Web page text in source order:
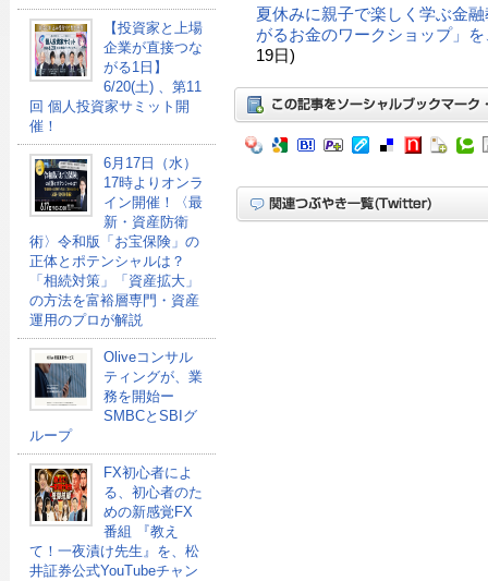
【投資家と上場
企業が直接つな
がる1日】
6/20(土) 、第11
回 個人投資家サミット開
催！
6月17日（水）
17時よりオンラ
イン開催！〈最
新・資産防衛
術〉令和版「お宝保険」の
正体とポテンシャルは？
「相続対策」「資産拡大」
の方法を富裕層専門・資産
運用のプロが解説
Oliveコンサル
ティングが、業
務を開始ー
SMBCとSBIグ
ループ
FX初心者によ
る、初心者のた
めの新感覚FX
番組 『教え
て！一夜漬け先生』を、松
井証券公式YouTubeチャン
夏休みに親子で楽しく学ぶ金
がるお金のワークショップ」
19日)